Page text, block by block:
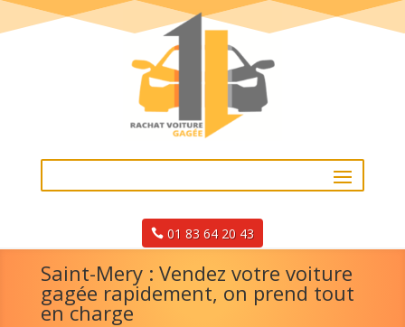
01 83 64 20 43
Saint-Mery : Vendez votre voiture
gagée rapidement, on prend tout
en charge